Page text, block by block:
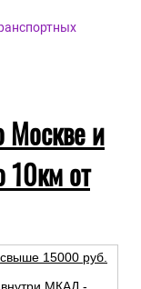
Москве и
10км от
15000 руб.